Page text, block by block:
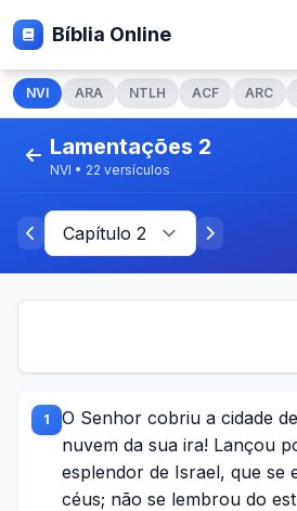
Bíblia Online
NVI ARA NTLH ACF ARC
Lamentações 2
NVI • 22 versículos
1
O Senhor cobriu a cidade
nuvem da sua ira! Lançou
esplendor de Israel, que se
céus; não se lembrou do